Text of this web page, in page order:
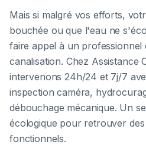
Mais si malgré vos efforts,
bouchée ou que l'eau ne
faire appel à un professionnel
canalisation. Chez Assistance
intervenons 24h/24 et 7j/7
inspection caméra,
débouchage mécanique. Un
écologique pour retrouver
fonctionnels.